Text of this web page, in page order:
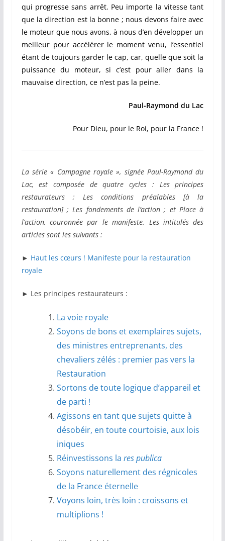
qui progresse sans arrêt. Peu importe la vitesse tant
que la direction est la bonne ; nous devons faire avec
le moteur que nous avons, à nous d’en développer un
meilleur pour accélérer le moment venu, l’essentiel
étant de toujours garder le cap, car, quelle que soit la
puissance du moteur, si c’est pour aller dans la
mauvaise direction, ce n’est pas la peine.
Paul-Raymond du Lac
Pour Dieu, pour le Roi, pour la France !
La série « Campagne royale », signée Paul-Raymond du
Lac, est composée de quatre cycles : Les principes
restaurateurs ; Les conditions préalables [à la
restauration] ; Les fondements de l’action ; et Place à
l’action, couronnée par le manifeste. Les intitulés des
articles sont les suivants :
► Haut les cœurs ! Manifeste pour la restauration
royale
► Les principes restaurateurs :
La voie royale
Soyons de bons et exemplaires sujets,
des ministres entreprenants, des
chevaliers zélés : premier pas vers la
Restauration
Sortons de toute logique d’appareil et
de parti !
Agissons en tant que sujets quitte à
désobéir, en toute courtoisie, aux lois
iniques
Réinvestissons la res publica
Soyons naturellement des régnicoles
de la France éternelle
Voyons loin, très loin : croissons et
multiplions !